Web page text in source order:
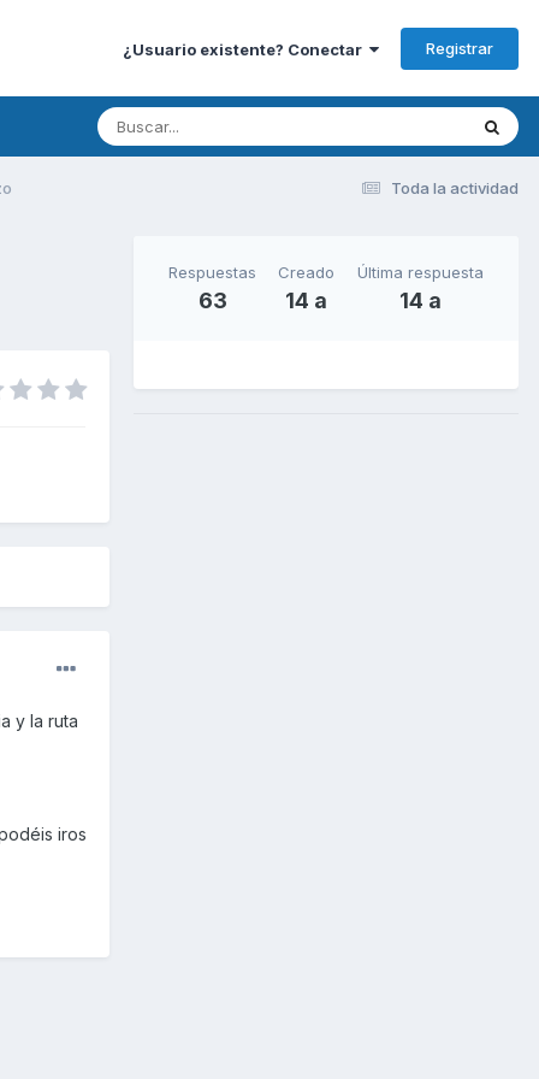
¿Usuario existente? Conectar Registrar
Toda la actividad
y la ruta
iros
Respuestas
63
Creado
14 a
Última respuesta
14 a